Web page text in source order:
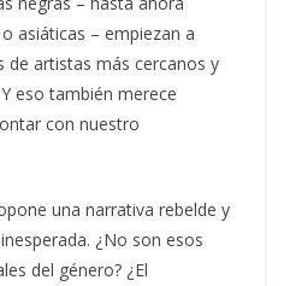
asiáticas – empiezan a
de artistas más cercanos y
eso también merece
con nuestro
una narrativa rebelde y
¿No son esos
del género? ¿El